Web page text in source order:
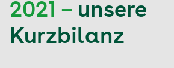
2021 – unsere
Kurzbilanz